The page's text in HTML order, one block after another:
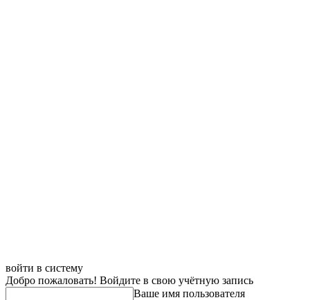
войти в систему
Добро пожаловать! Войдите в свою учётную запись
Ваше имя пользователя